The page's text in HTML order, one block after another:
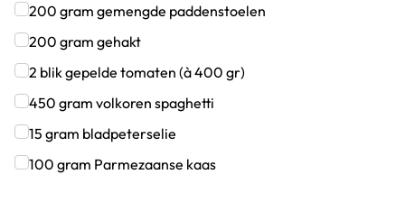
Klik om dit selectievakje aan te vinken
200 gram gemengde paddenstoelen
Klik om dit selectievakje aan te vinken
200 gram gehakt
Klik om dit selectievakje aan te vinken
2 blikgepelde tomaten (à 400 gr)
Klik om dit selectievakje aan te vinken
450 gram volkoren spaghetti
Klik om dit selectievakje aan te vinken
15 gram bladpeterselie
Klik om dit selectievakje aan te vinken
100 gram Parmezaanse kaas